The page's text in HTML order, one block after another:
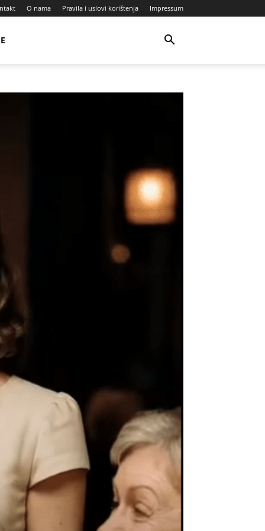
O nama Pravila i uslovi korištenja Impressum